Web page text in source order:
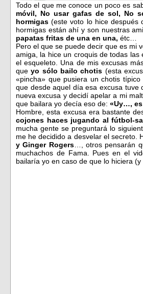
Todo el que me conoce un poco es
móvil, No usar gafas de sol, No
hormigas (este voto lo hice después
hormigas están ahí y son nuestras
papatas fritas de una en una, étc…
Pero el que se puede decir que es mi
amiga, la hice un croquis de todas
el esqueleto. Una de mis excusas
queyo sólo bailo chotis (esta
«pincha» que pusiera un chotis
que desde aquel día esa excusa tuve
nueva excusa y decidí apelar a mi
que bailara yo decía eso de:«Uy…,
Hombre, esta excusa era bastante
cojones haces jugando al fútbol-
mucha gente se preguntará lo
me he decidido a desvelar el
y Ginger Rogers…, otros pensarán
muchachos de Fama. Pues en el
bailaría yo en caso de que lo hiciera